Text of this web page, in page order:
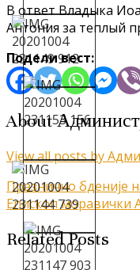
В ответ Владыка
Антония за теплый
Подели вест:
About
View all posts by
Кретање
чланка
Празнично бденије
Епископ моравички
Related Posts